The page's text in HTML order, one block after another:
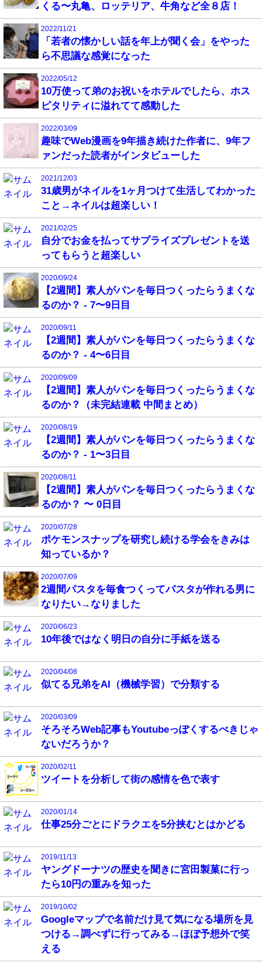
くる〜丸亀、ロッテリア、牛角など全８店！
2022/11/21
「若者の懐かしい話を年上が聞く会」をやった
ら不思議な感覚になった
2022/05/12
10万使って弟のお祝いをホテルでしたら、ホス
ピタリティに溢れてて感動した
2022/03/09
趣味でWeb漫画を9年描き続けた作者に、9年フ
ァンだった読者がインタビューした
2021/12/03
31歳男がネイルを1ヶ月つけて生活してわかった
こと→ネイルは超楽しい！
2021/02/25
自分でお金を払ってサプライズプレゼントを送
ってもらうと超楽しい
2020/09/24
【2週間】素人がパンを毎日つくったらうまくな
るのか？ - 7〜9日目
2020/09/11
【2週間】素人がパンを毎日つくったらうまくな
るのか？ - 4〜6日目
2020/09/09
【2週間】素人がパンを毎日つくったらうまくな
るのか？（未完結連載 中間まとめ）
2020/08/19
【2週間】素人がパンを毎日つくったらうまくな
るのか？ - 1〜3日目
2020/08/11
【2週間】素人がパンを毎日つくったらうまくな
るのか？ 〜 0日目
2020/07/28
ポケモンスナップを研究し続ける学会をきみは
知っているか？
2020/07/09
2週間パスタを毎食つくってパスタが作れる男に
なりたい→なりました
2020/06/23
10年後ではなく明日の自分に手紙を送る
2020/04/08
似てる兄弟をAI（機械学習）で分類する
2020/03/09
そろそろWeb記事もYoutubeっぽくするべきじゃ
ないだろうか？
2020/02/11
ツイートを分析して街の感情を色で表す
2020/01/14
仕事25分ごとにドラクエを5分挟むとはかどる
2019/11/13
ヤングドーナツの歴史を聞きに宮田製菓に行っ
たら10円の重みを知った
2019/10/02
Googleマップで名前だけ見て気になる場所を見
つける→調べずに行ってみる→ほぼ予想外で笑
える